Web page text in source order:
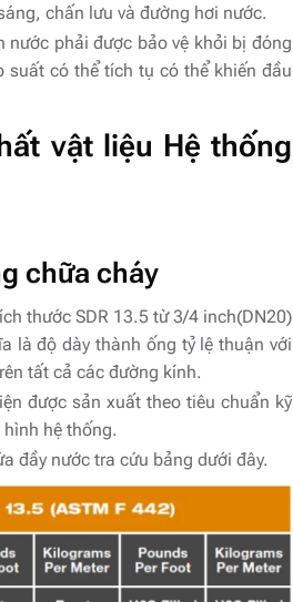
chấn lưu và đường hơi nước.
nước phải được bảo vệ khỏi bị đóng
có thể tích tụ có thể khiến đầu
vật liệu Hệ thống
chữa cháy
thước SDR 13.5 từ 3/4 inch(DN20)
là độ dày thành ống tỷ lệ thuận với
tất cả các đường kính.
được sản xuất theo tiêu chuẩn kỹ
hệ thống.
đầy nước tra cứu bảng dưới đây.